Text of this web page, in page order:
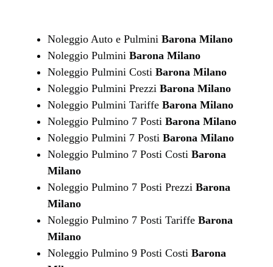
Noleggio Auto e Pulmini Barona Milano
Noleggio Pulmini Barona Milano
Noleggio Pulmini Costi Barona Milano
Noleggio Pulmini Prezzi Barona Milano
Noleggio Pulmini Tariffe Barona Milano
Noleggio Pulmino 7 Posti Barona Milano
Noleggio Pulmini 7 Posti Barona Milano
Noleggio Pulmino 7 Posti Costi Barona
Milano
Noleggio Pulmino 7 Posti Prezzi Barona
Milano
Noleggio Pulmino 7 Posti Tariffe Barona
Milano
Noleggio Pulmino 9 Posti Costi Barona